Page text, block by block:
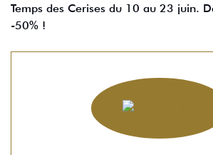
Temps des Cerises du 10 au 23 juin.
-50% !